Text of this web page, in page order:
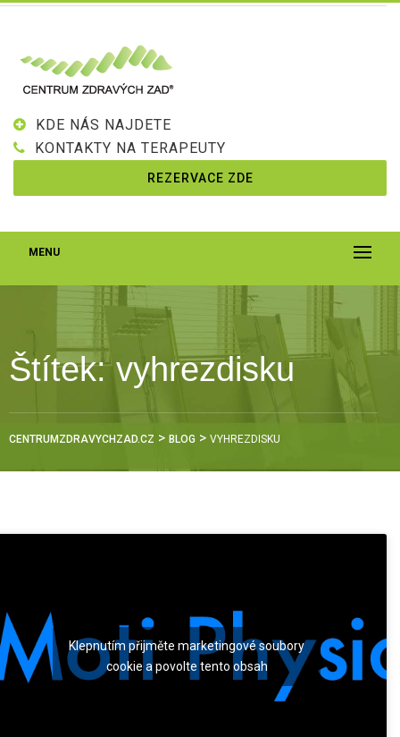
KDE NÁS NAJDETE
KONTAKTY NA TERAPEUTY
REZERVACE ZDE
MENU
Štítek:vyhrezdisku
CENTRUMZDRAVYCHZAD.CZ > BLOG > VYHREZDISKU
Klepnutím přijměte marketingové soubory
cookie a povolte tento obsah